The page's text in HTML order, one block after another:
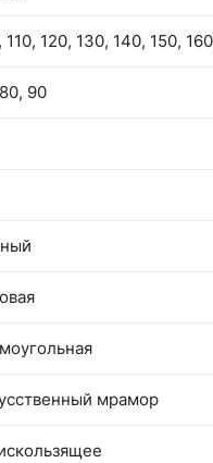
110, 120, 130, 140, 150,
90
мрамор